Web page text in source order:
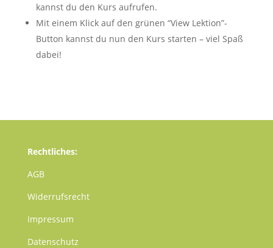
kannst du den Kurs aufrufen.
Mit einem Klick auf den grünen “View Lektion”-
Button kannst du nun den Kurs starten – viel Spaß
dabei!
Rechtliches:
AGB
Widerrufsrecht
Impressum
Datenschutz